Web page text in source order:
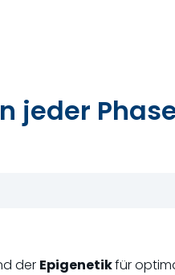
der Epigenetikfür